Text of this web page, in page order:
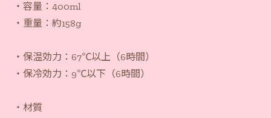
・容量：400ml
・重量：約158g
・保温効力：67℃以上（6時間）
・保冷効力：9℃以下（6時間）
・材質